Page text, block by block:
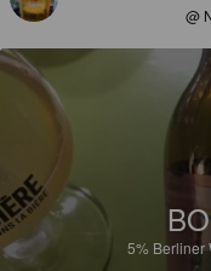
@
5% Berliner